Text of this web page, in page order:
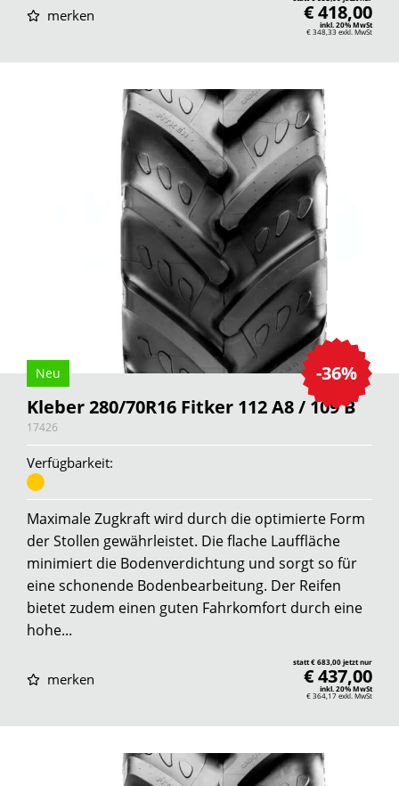
merken € 418,00
inkl. 20% MwSt
€ 348,33 exkl. MwSt
-36%
Neu
Kleber 280/70R16 Fitker 112 A8 / 109 B
17426
Verfügbarkeit:
Maximale Zugkraft wird durch die optimierte Form
der Stollen gewährleistet. Die flache Lauffläche
minimiert die Bodenverdichtung und sorgt so für
eine schonende Bodenbearbeitung. Der Reifen
bietet zudem einen guten Fahrkomfort durch eine
hohe...
merken
statt € 683,00 jetzt nur
€ 437,00
inkl. 20% MwSt
€ 364,17exkl. MwSt